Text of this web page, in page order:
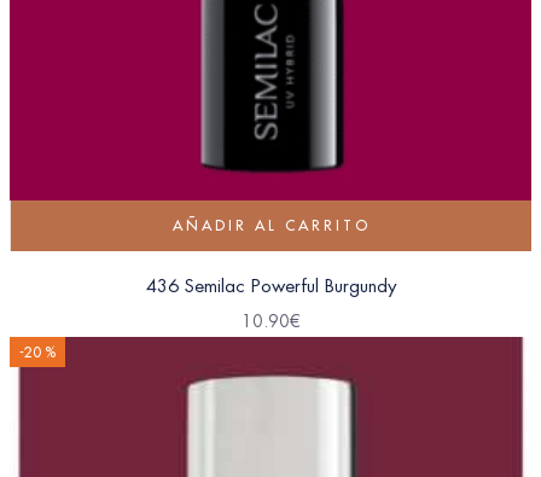
AÑADIR AL CARRITO
436 Semilac Powerful Burgundy
10.90€
-20 %